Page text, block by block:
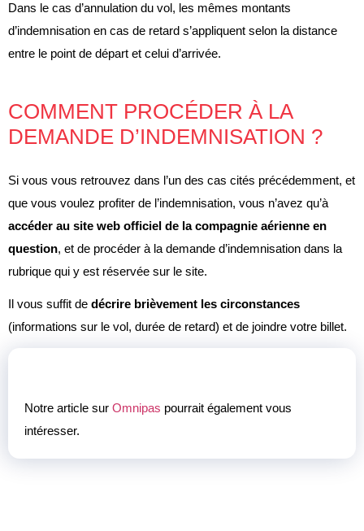
Dans le cas d’annulation du vol, les mêmes montants
d’indemnisation en cas de retard s’appliquent selon la distance
entre le point de départ et celui d’arrivée.
COMMENT PROCÉDER À LA
DEMANDE D’INDEMNISATION ?
Si vous vous retrouvez dans l’un des cas cités précédemment, et
que vous voulez profiter de l’indemnisation, vous n’avez qu’à
accéder au site web officiel de la compagnie aérienne en
question, et de procéder à la demande d’indemnisation dans la
rubrique qui y est réservée sur le site.
Il vous suffit de décrire brièvement les circonstances
(informations sur le vol, durée de retard) et de joindre votre billet.
Notre article sur Omnipas pourrait également vous
intéresser.